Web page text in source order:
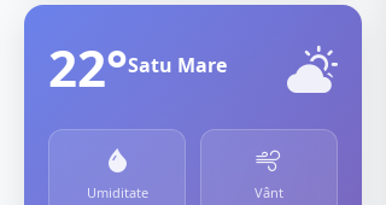
22°Satu Mare
Umiditate Vânt